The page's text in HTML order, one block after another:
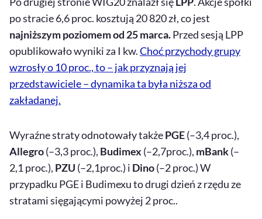
po stracie 6,6 proc. kosztują 20 820 zł, co jest
najniższym poziomem od 25 marca.Przed sesją LPP
opublikowało wyniki za I kw.Choć przychody grupy
wzrosły o 10 proc., to – jak przyznają jej
przedstawiciele – dynamika ta była niższa od
zakładanej.
Wyraźne straty odnotowały takżePGE(–3,4 proc.),
Allegro(–3,3 proc.), Budimex (–2,7proc.), mBank(–
2,1 proc.), PZU (–2,1proc.) i Dino(–2 proc.) W
przypadku PGE i Budimexu to drugi dzień z rzędu ze
stratami sięgającymi powyżej 2 proc..